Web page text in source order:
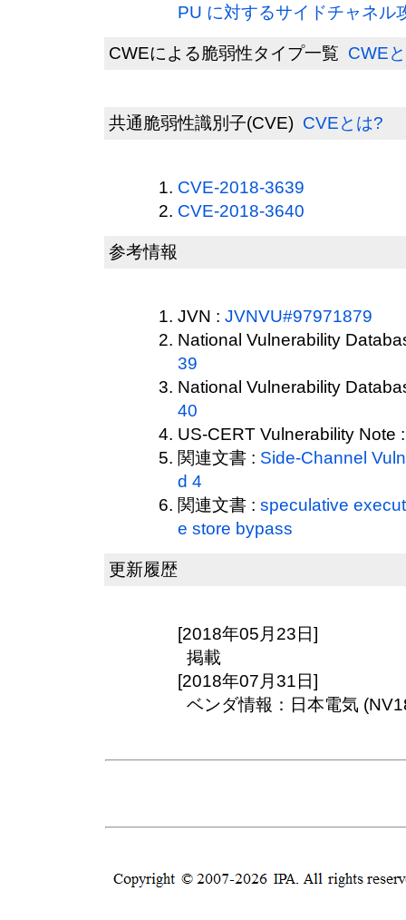
PU に対するサイドチャネル
CWEによる脆弱性タイプ一覧 CWE
共通脆弱性識別子(CVE) CVEとは?
CVE-2018-3639
CVE-2018-3640
参考情報
JVN : JVNVU#97971879
National Vulnerability
39
National Vulnerability
40
US-CERT Vulnerability Note
関連文書 : Side-Channel
d 4
関連文書 : speculative
e store bypass
更新履歴
[2018年05月23日]
掲載
[2018年07月31日]
ベンダ情報：日本電気